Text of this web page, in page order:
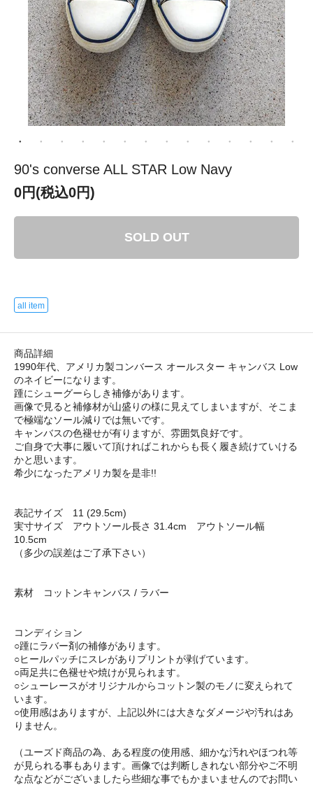
90's converse ALL STAR Low Navy
0円(税込0円)
SOLD OUT
all item
商品詳細
1990年代、アメリカ製コンバース オールスター キャンバス Low
のネイビーになります。
踵にシューグーらしき補修があります。
画像で見ると補修材が山盛りの様に見えてしまいますが、そこま
で極端なソール減りでは無いです。
キャンバスの色褪せが有りますが、雰囲気良好です。
ご自身で大事に履いて頂ければこれからも長く履き続けていける
かと思います。
希少になったアメリカ製を是非!!
表記サイズ 11 (29.5cm)
実寸サイズ アウトソール長さ 31.4cm アウトソール幅
10.5cm
（多少の誤差はご了承下さい）
素材 コットンキャンバス / ラバー
コンディション
○踵にラバー剤の補修があります。
○ヒールパッチにスレがありプリントが剥げています。
○両足共に色褪せや焼けが見られます。
○シューレースがオリジナルからコットン製のモノに変えられて
います。
○使用感はありますが、上記以外には大きなダメージや汚れはあ
りません。
（ユーズド商品の為、ある程度の使用感、細かな汚れやほつれ等
が見られる事もあります。画像では判断しきれない部分やご不明
な点などがございましたら些細な事でもかまいませんのでお問い